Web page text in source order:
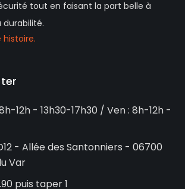
tout en faisant la part belle à
durabilité.
12h - 13h30-17h30 / Ven : 8h-12h -
- Allée des Santonniers - 06700
Var
puis taper 1